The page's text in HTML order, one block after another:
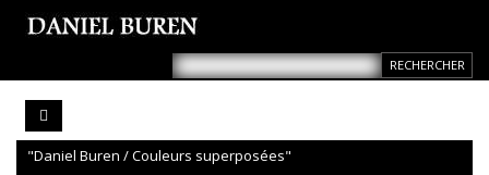
"Daniel Buren / Couleurs superposées"